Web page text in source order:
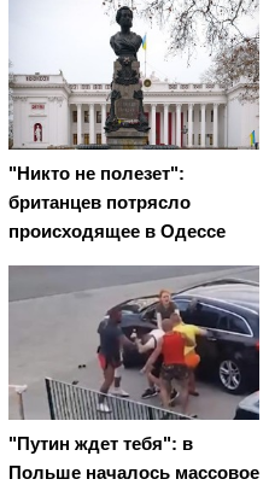
"Никто не полезет":
британцев потрясло
происходящее в Одессе
"Путин ждет тебя": в
Польше началось массовое